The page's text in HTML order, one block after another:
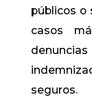
públicos o
casos
seguros.